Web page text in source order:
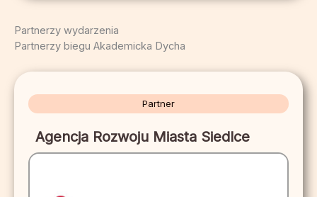
Partnerzy wydarzenia
Partnerzy biegu Akademicka Dycha
Partner
Agencja Rozwoju Miasta Siedlce